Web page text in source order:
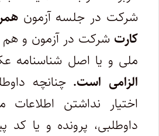
شرکت در جلسه آزمون
کارت شرکت در آزمون و
ملی و یا اصل شناسنامه
الزامی است. چنانچه
اختیار نداشتن اطلاعات
داوطلبی، پرونده و یا کد